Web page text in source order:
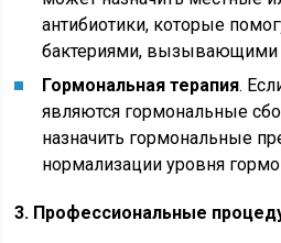
антибиотики, которые
бактериями, вызывающими
Гормональная терапия.
являются гормональные
назначить гормональные
нормализации уровня
3. Профессиональные